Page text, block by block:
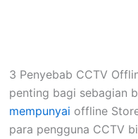
3 Penyebab CCTV
penting bagi sebagian
mempunyai offline
para pengguna CCTV